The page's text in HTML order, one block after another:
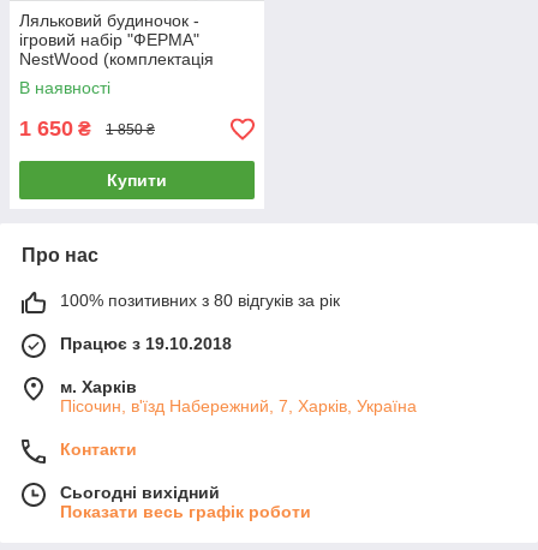
Ляльковий будиночок -
ігровий набір "ФЕРМА"
NestWood (комплектація
MAXI)
В наявності
1 650 ₴ 1 850 ₴
Купити
Про нас
100% позитивних з 80 відгуків за рік
Працює з 19.10.2018
м. Харків
Пісочин, в'їзд Набережний, 7, Харків, Україна
Контакти
Сьогодні вихідний
Показати весь графік роботи